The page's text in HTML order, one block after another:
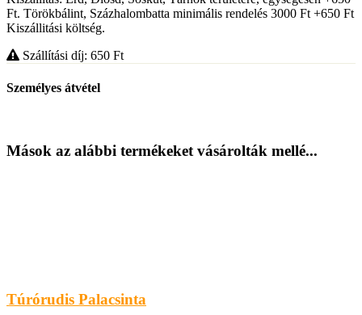
Ft. Törökbálint, Százhalombatta minimális rendelés 3000 Ft +650 Ft
Kiszállitási költség.
Szállítási díj: 650 Ft
Személyes átvétel
Mások az alábbi termékeket vásárolták mellé...
Túrórudis Palacsinta